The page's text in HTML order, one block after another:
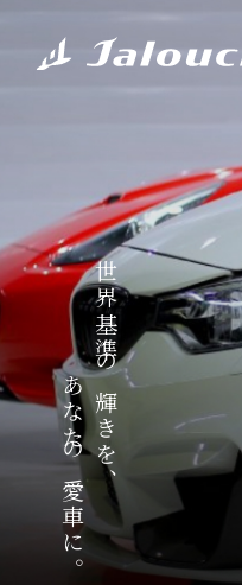
世界基準の輝きを、
あなたの愛車に。